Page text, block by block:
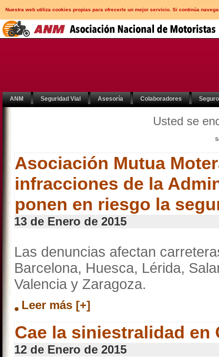
Nuestra web utiliza cookies propias para ofrecerle un mejor servicio. Si continúa
ANM Seguridad Vial Asesoría Colaboradores
Usted se
Asociación Mutua
infracciones de la
ponen en riesgo la
13 de Enero de 2015
Las denuncias afectan
Barcelona, Huesca, Lérida,
Valencia y Zaragoza.
Leer más [+]
Cae la siniestralidad en
12 de Enero de 2015